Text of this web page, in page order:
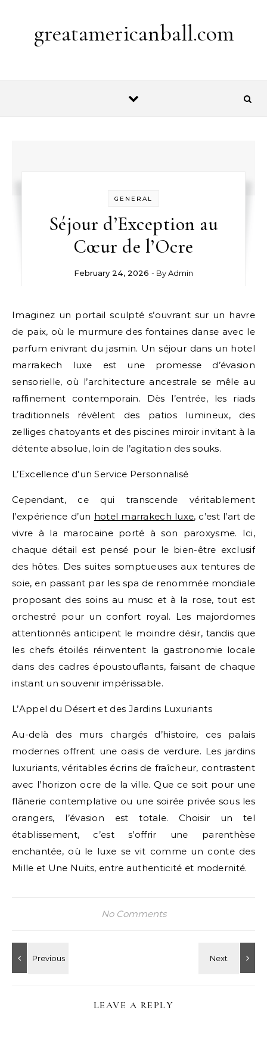
greatamericanball.com
GENERAL
Séjour d’Exception au
Cœur de l’Ocre
February 24, 2026 - ByAdmin
Imaginez un portail sculpté s’ouvrant sur un havre
de paix, où le murmure des fontaines danse avec le
parfum enivrant du jasmin. Un séjour dans un hotel
marrakech luxe est une promesse d’évasion
sensorielle, où l’architecture ancestrale se mêle au
raffinement contemporain. Dès l’entrée, les riads
traditionnels révèlent des patios lumineux, des
zelliges chatoyants et des piscines miroir invitant à la
détente absolue, loin de l’agitation des souks.
L’Excellence d’un Service Personnalisé
Cependant, ce qui transcende véritablement
l’expérience d’un hotel marrakech luxe, c’est l’art de
vivre à la marocaine porté à son paroxysme. Ici,
chaque détail est pensé pour le bien-être exclusif
des hôtes. Des suites somptueuses aux tentures de
soie, en passant par les spa de renommée mondiale
proposant des soins au musc et à la rose, tout est
orchestré pour un confort royal. Les majordomes
attentionnés anticipent le moindre désir, tandis que
les chefs étoilés réinventent la gastronomie locale
dans des cadres époustouflants, faisant de chaque
instant un souvenir impérissable.
L’Appel du Désert et des Jardins Luxuriants
Au-delà des murs chargés d’histoire, ces palais
modernes offrent une oasis de verdure. Les jardins
luxuriants, véritables écrins de fraîcheur, contrastent
avec l’horizon ocre de la ville. Que ce soit pour une
flânerie contemplative ou une soirée privée sous les
orangers, l’évasion est totale. Choisir un tel
établissement, c’est s’offrir une parenthèse
enchantée, où le luxe se vit comme un conte des
Mille et Une Nuits, entre authenticité et modernité.
No Comments
LEAVE A REPLY